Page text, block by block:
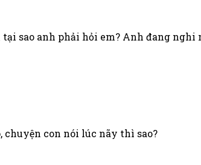
sao anh phải hỏi em? Anh đang nghi
chuyện con nói lúc nãy thì sao?